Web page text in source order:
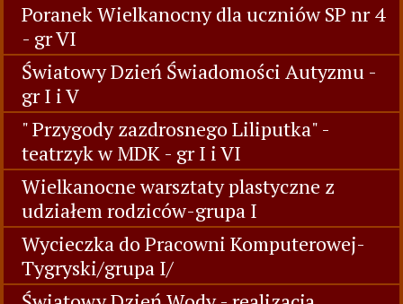
Poranek Wielkanocny dla uczniów SP nr 4
- gr VI
Światowy Dzień Świadomości Autyzmu -
gr I i V
" Przygody zazdrosnego Liliputka" -
teatrzyk w MDK - gr I i VI
Wielkanocne warsztaty plastyczne z
udziałem rodziców-grupa I
Wycieczka do Pracowni Komputerowej-
Tygryski/grupa I/